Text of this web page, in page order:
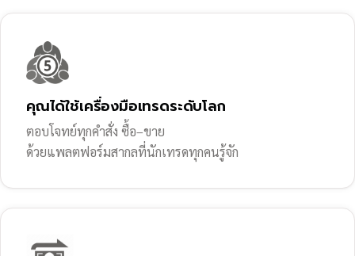
คุณได้ใช้เครื่องมือเทรดระดับโลก
ตอบโจทย์ทุกคำสั่ง ซื้อ–ขาย
ด้วยแพลตฟอร์มสากลที่นักเทรดทุกคนรู้จัก